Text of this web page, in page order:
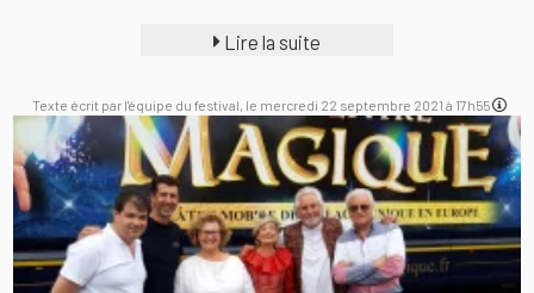
Lire la suite
Texte écrit par l'équipe du festival, le mercredi 22 septembre 2021 à 17h55